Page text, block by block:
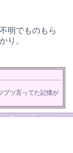
明でものもら
り。
ブツ言ってた記憶が